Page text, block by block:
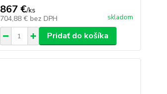
867 €/ks
704,88 € bez DPH skladom
Pridať do košíka